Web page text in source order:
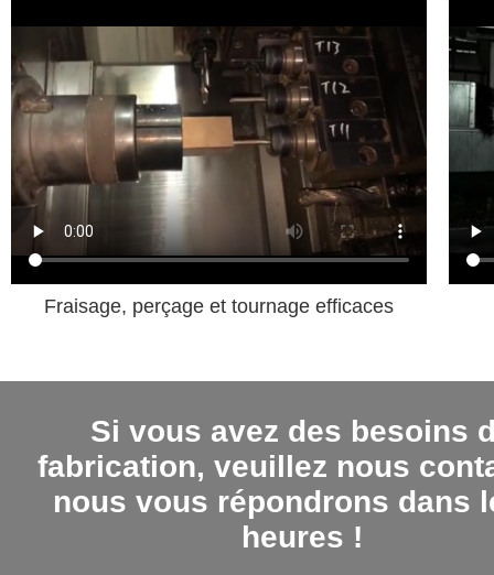
Fraisage, perçage et tournage efficaces
Si vous avez des besoins
fabrication, veuillez nous
nous vous répondrons dans
heures !